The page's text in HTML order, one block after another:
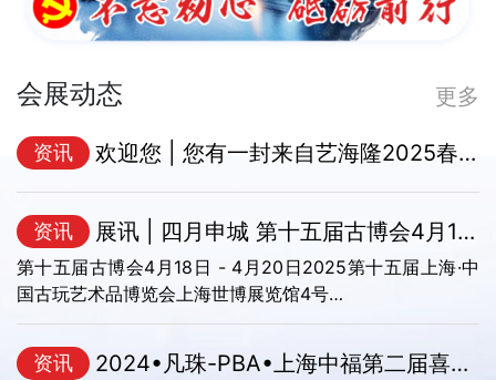
会展动态 更多
资讯 欢迎您 | 您有一封来自艺海隆2025春季拍卖的邀…
资讯 展讯 | 四月申城 第十五届古博会4月18-20日举…
第十五届古博会4月18日 - 4月20日2025第十五届上海·中
国古玩艺术品博览会上海世博展览馆4号…
资讯 2024•凡珠-PBA•上海中福第二届喜马拉雅古珠文…